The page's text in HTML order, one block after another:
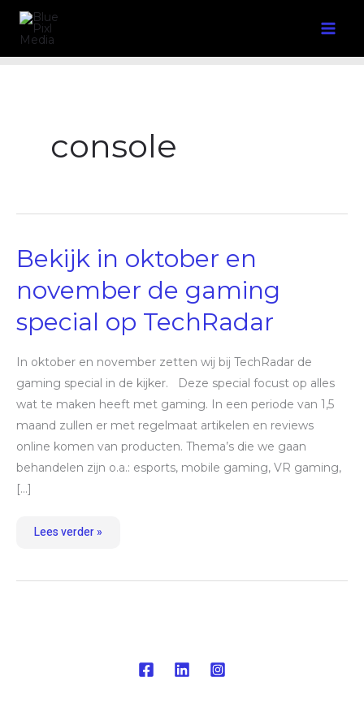
console
Bekijk in oktober en
november de gaming
special op TechRadar
In oktober en november zetten wij bij TechRadar de
gaming special in de kijker. Deze special focust op alles
wat te maken heeft met gaming. In een periode van 1,5
maand zullen er met regelmaat artikelen en reviews
online komen van producten. Thema’s die we gaan
behandelen zijn o.a.: esports, mobile gaming, VR gaming,
[…]
Bekijk
in
oktober
november
de
gaming
special
Lees verder »